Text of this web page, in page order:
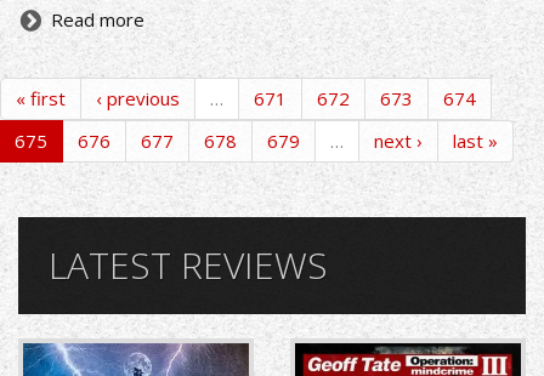
Read more
« first ‹ previous … 671 672 673
674
675
676 677 678 679 … next › last »
LATEST REVIEWS